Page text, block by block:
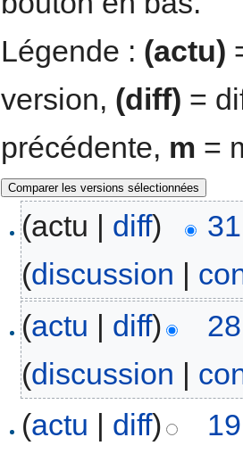
Légende : (actu)
version, (diff) =
précédente, m =
(actu | diff)
(discussion |
(actu | diff)
(discussion |
(actu | diff)